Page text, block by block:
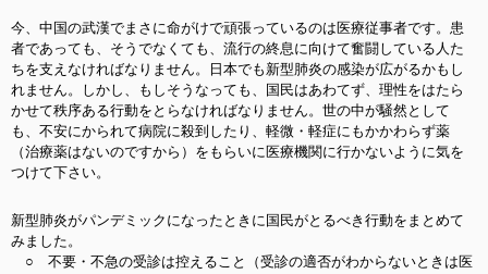
今、中国の武漢でまさに命がけで頑張っているのは医療従事者です。患
者であっても、そうでなくても、流行の終息に向けて奮闘している人た
ちを支えなければなりません。日本でも新型肺炎の感染が広がるかもし
れません。しかし、もしそうなっても、国民はあわてず、理性をはたら
かせて秩序ある行動をとらなければなりません。世の中が騒然として
も、不安にかられて病院に殺到したり、軽微・軽症にもかかわらず薬
（治療薬はないのですから）をもらいに医療機関に行かないように気を
つけて下さい。
新型肺炎がパンデミックになったときに国民がとるべき行動をまとめて
みました。
○ 不要・不急の受診は控えること（受診の適否がわからないときは医